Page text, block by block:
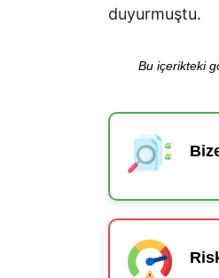
duyurmuştu.
Bu içerikteki